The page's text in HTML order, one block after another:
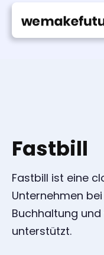
Fastbill
Fastbill ist eine
Unternehmen
Buchhaltung
unterstützt.